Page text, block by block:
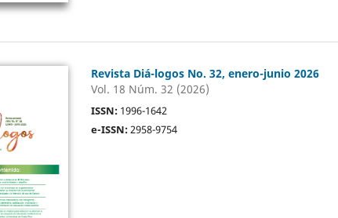
Revista Diá-logos No. 32, enero-junio 2026
Vol. 18 Núm. 32 (2026)
ISSN: 1996-1642
e-ISSN:2958-9754